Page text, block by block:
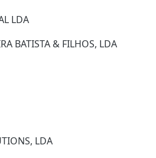
LDA
BATISTA & FILHOS, LDA
LDA